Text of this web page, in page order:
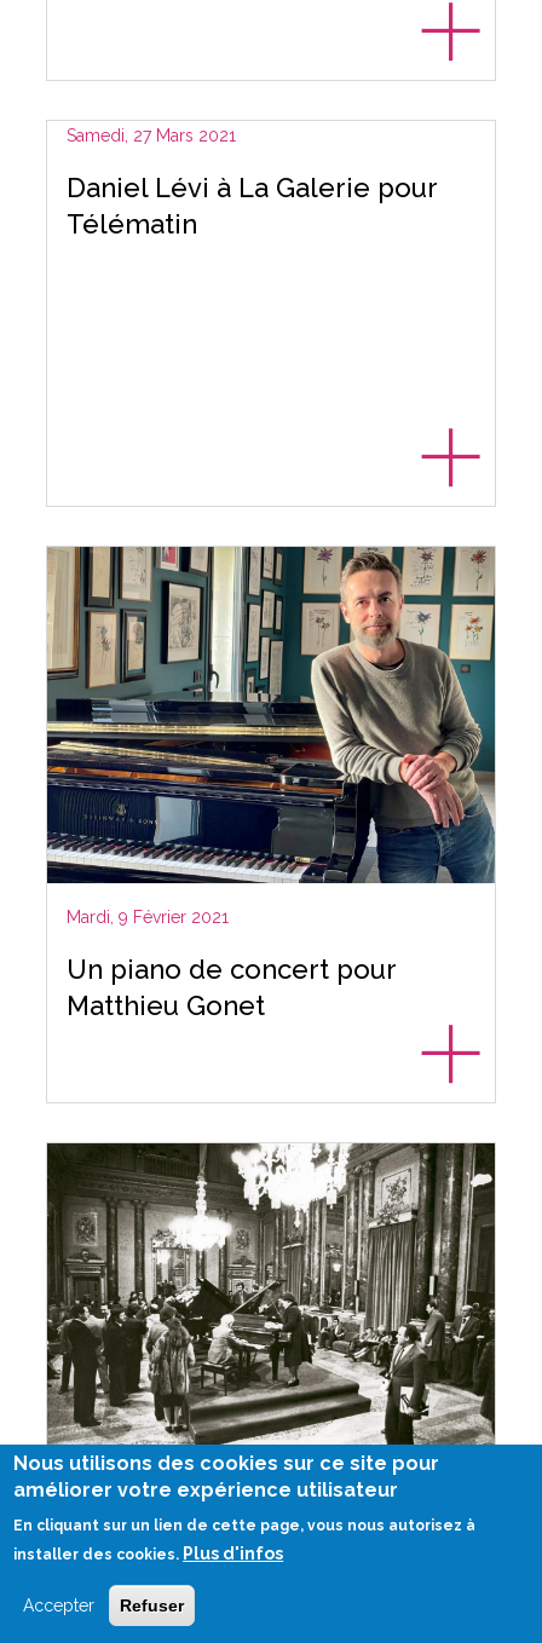
Samedi, 27 Mars 2021
Daniel Lévi à La Galerie pour
Télématin
Mardi, 9 Février 2021
Un piano de concert pour
Matthieu Gonet
FAZIOLI a 40 ans !
Nous utilisons des cookies sur ce site pour
améliorer votre expérience utilisateur
En cliquant sur un lien de cette page, vous nous autorisez à
installer des cookies. Plus d'infos
Accepter Refuser